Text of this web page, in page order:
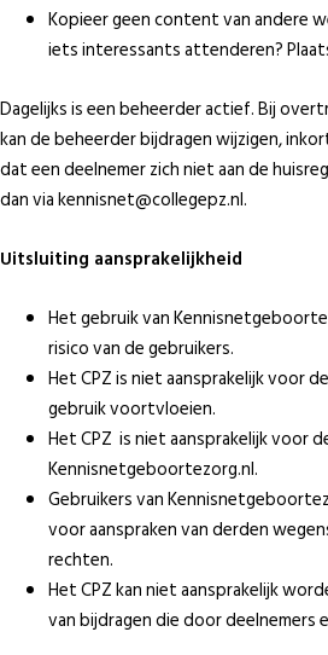
Kopieer geen content van andere
iets interessants attenderen?
Dagelijks is een beheerder actief. Bij
kan de beheerder bijdragen wijzigen,
dat een deelnemer zich niet aan de
dan via kennisnet@collegepz.nl.
Uitsluiting aansprakelijkheid
Het gebruik van
risico van de gebruikers.
Het CPZ is niet aansprakelijk voor
gebruik voortvloeien.
Het CPZ is niet aansprakelijk voor
Kennisnetgeboortezorg.nl.
Gebruikers van
voor aanspraken van derden
rechten.
Het CPZ kan niet aansprakelijk
van bijdragen die door deelnemers